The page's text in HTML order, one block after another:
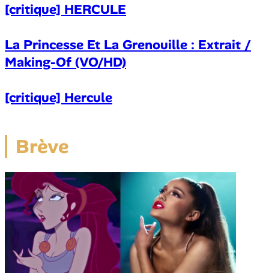
[critique] HERCULE
La Princesse Et La Grenouille : Extrait /
Making-Of (VO/HD)
[critique] Hercule
Brève